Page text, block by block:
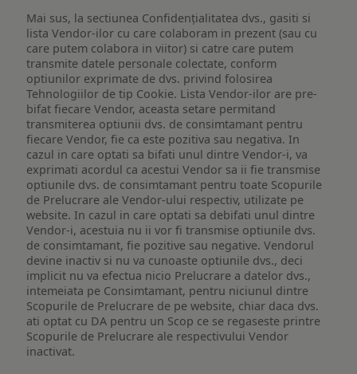
Mai sus, la sectiunea Confidențialitatea dvs., gasiti si
lista Vendor-ilor cu care colaboram in prezent (sau cu
care putem colabora in viitor) si catre care putem
transmite datele personale colectate, conform
optiunilor exprimate de dvs. privind folosirea
Tehnologiilor de tip Cookie. Lista Vendor-ilor are pre-
bifat fiecare Vendor, aceasta setare permitand
transmiterea optiunii dvs. de consimtamant pentru
fiecare Vendor, fie ca este pozitiva sau negativa. In
cazul in care optati sa bifati unul dintre Vendor-i, va
exprimati acordul ca acestui Vendor sa ii fie transmise
optiunile dvs. de consimtamant pentru toate Scopurile
de Prelucrare ale Vendor-ului respectiv, utilizate pe
website. In cazul in care optati sa debifati unul dintre
Vendor-i, acestuia nu ii vor fi transmise optiunile dvs.
de consimtamant, fie pozitive sau negative. Vendorul
devine inactiv si nu va cunoaste optiunile dvs., deci
implicit nu va efectua nicio Prelucrare a datelor dvs.,
intemeiata pe Consimtamant, pentru niciunul dintre
Scopurile de Prelucrare de pe website, chiar daca dvs.
ati optat cu DA pentru un Scop ce se regaseste printre
Scopurile de Prelucrare ale respectivului Vendor
inactivat.